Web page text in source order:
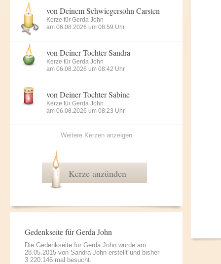
von Deinem Schwiegersohn Carsten
Kerze für Gerda John
am 06.08.2026 um 08:59 Uhr
von Deiner Tochter Sandra
Kerze für Gerda John
am 06.08.2026 um 08:42 Uhr
von Deiner Tochter Sabine
Kerze für Gerda John
am 06.08.2026 um 08:23 Uhr
Weitere Kerzen anzeigen
Kerze anzünden
Gedenkseite für Gerda John
Die Gedenkseite für Gerda John wurde am
28.05.2015 von Sandra John erstellt und bisher
3.220.146 mal besucht.